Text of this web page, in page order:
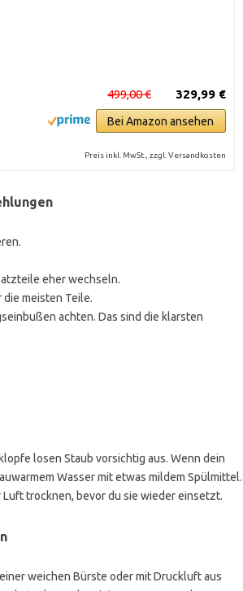
329,99 €
499,00 €
Bei Amazon ansehen
Preis inkl. MwSt., zzgl. Versandkosten
eher wechseln.
meisten Teile.
achten. Das sind die klarsten
losen Staub vorsichtig aus. Wenn dein
Wasser mit etwas mildem Spülmittel.
trocknen, bevor du sie wieder einsetzt.
weichen Bürste oder mit Druckluft aus